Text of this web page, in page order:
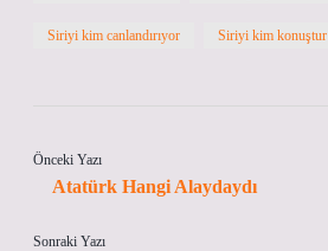
Siriyi kim canlandırıyor Siriyi kim konuştur
Önceki Yazı
Atatürk Hangi Alaydaydı
Sonraki Yazı